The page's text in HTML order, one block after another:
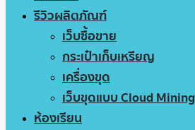
รีวิวผลิตภัณฑ์
เว็บซื้อขาย
กระเป๋าเก็บเหรียญ
เครื่องขุด
เว็บขุดแบบ Cloud Mining
ห้องเรียน